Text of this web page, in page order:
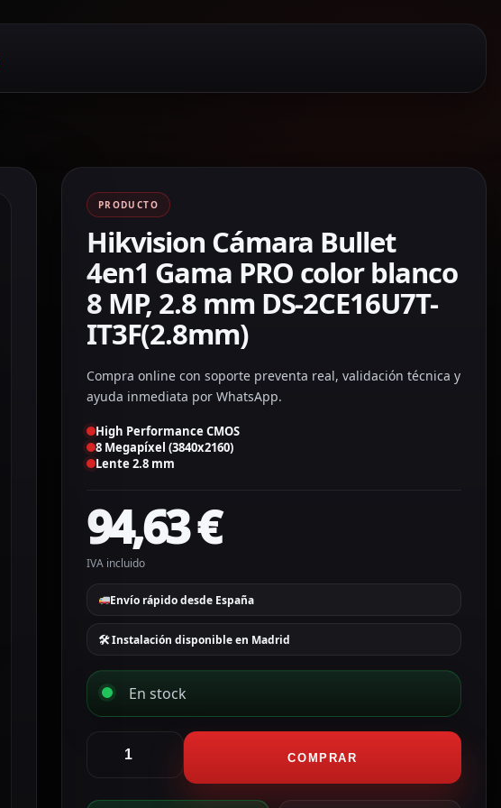
PRODUCTO
Hikvision Cámara Bullet
4en1 Gama PRO color blanco
8 MP, 2.8 mm DS-2CE16U7T-
IT3F(2.8mm)
Compra online con soporte preventa real, validación técnica y
ayuda inmediata por WhatsApp.
High Performance CMOS
8 Megapíxel (3840x2160)
Lente 2.8 mm
94,63€
IVA incluido
Envío rápido desde España
🛠 Instalación disponible en Madrid
En stock
Cámara
4en1
COMPRAR